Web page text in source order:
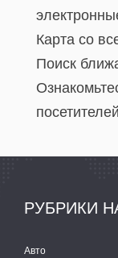
Карта со
Поиск
РУБРИКИ
Авто